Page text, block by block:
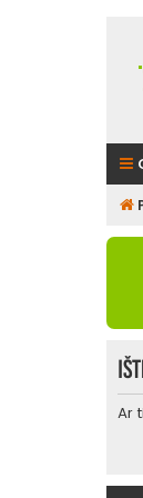
Ar